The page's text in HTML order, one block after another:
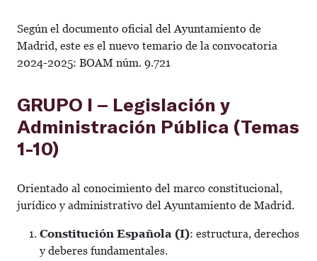
Según el documento oficial del Ayuntamiento de
Madrid, este es el nuevo temario de la convocatoria
2024-2025: BOAM núm. 9.721
GRUPO I – Legislación y
Administración Pública (Temas
1-10)
Orientado al conocimiento del marco constitucional,
jurídico y administrativo del Ayuntamiento de Madrid.
Constitución Española (I): estructura, derechos
y deberes fundamentales.